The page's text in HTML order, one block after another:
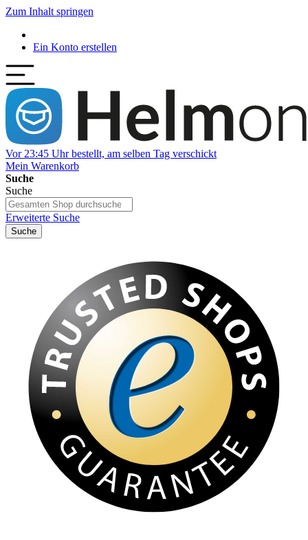
Zum Inhalt springen
Ein Konto erstellen
Vor 23:45 Uhr bestellt, am selben Tag verschickt
Mein Warenkorb
Suche
Suche
Erweiterte Suche
Suche